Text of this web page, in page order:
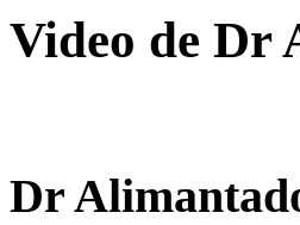
Video de Dr
Dr